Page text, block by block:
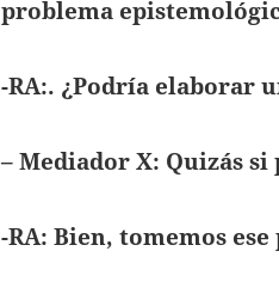
problema
-RA:. ¿Podría elaborar
– Mediador X: Quizás
-RA: Bien, tomemos